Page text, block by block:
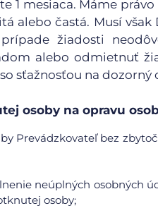
1 mesiaca. Máme
alebo častá. Musí
prípade žiadosti
alebo odmietnuť
sťažnosťou na dozorný
osoby na opravu
Prevádzkovateľ bez
neúplných osobných
osoby;